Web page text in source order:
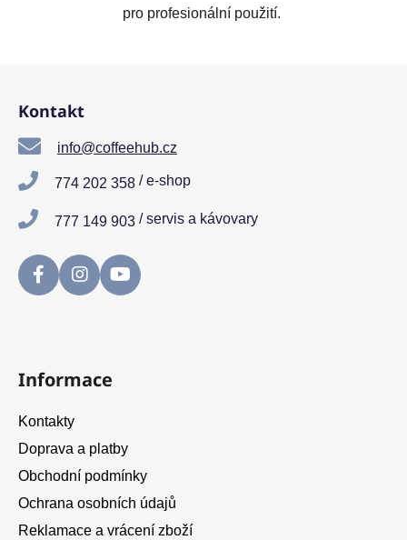
pro profesionální použití.
Kontakt
info@coffeehub.cz
774 202 358 / e-shop
777 149 903 / servis a kávovary
Informace
Kontakty
Doprava a platby
Obchodní podmínky
Ochrana osobních údajů
Reklamace a vrácení zboží